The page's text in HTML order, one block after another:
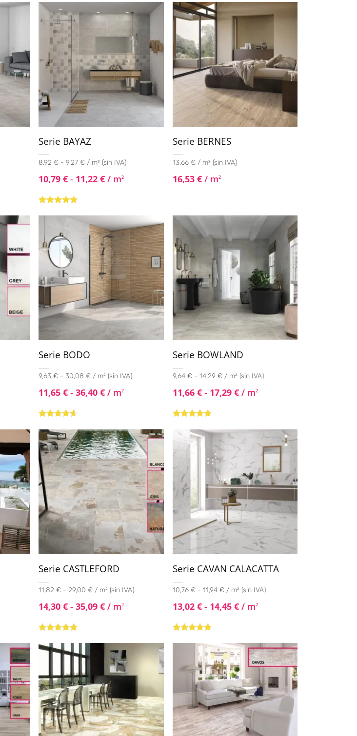
con4.75de
Serie BAYAZ
8,92 € - 9,27 € / m² (sin IVA)
10,79€ - 11,22€ / m2
Serie BERNES
13,66 € / m² (sin IVA)
16,53 €/ m2
Serie BODO
9,63 € - 30,08 € / m² (sin IVA)
11,65€ - 36,40€ / m2
con4.50de
5
Serie BOWLAND
9,64 € - 14,29 € / m² (sin IVA)
11,66 € - 17,29 €/ m2
5.00
de 5
Serie CASTLEFORD
11,82 € - 29,00 € / m² (sin IVA)
14,30€ - 35,09€ / m2
5.00
Serie CAVAN CALACATTA
10,76 € - 11,94 € / m² (sin IVA)
13,02 € - 14,45 €/ m2
de 5